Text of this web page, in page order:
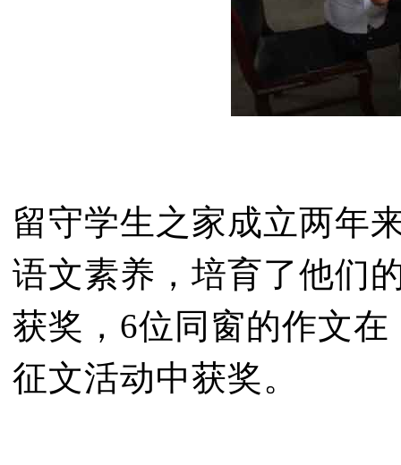
留守学生之家成立两年
语文素养，培育了他们
获奖，6位同窗的作文
征文活动中获奖。